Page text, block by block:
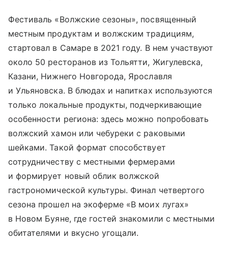
Фестиваль «Волжские сезоны», посвященный
местным продуктам и волжским традициям,
стартовал в Самаре в 2021 году. В нем участвуют
около 50 ресторанов из Тольятти, Жигулевска,
Казани, Нижнего Новгорода, Ярославля
и Ульяновска. В блюдах и напитках используются
только локальные продукты, подчеркивающие
особенности региона: здесь можно попробовать
волжский хамон или чебуреки с раковыми
шейками. Такой формат способствует
сотрудничеству с местными фермерами
и формирует новый облик волжской
гастрономической культуры. Финал четвертого
сезона прошел на экоферме «В моих лугах»
в Новом Буяне, где гостей знакомили с местными
обитателями и вкусно угощали.